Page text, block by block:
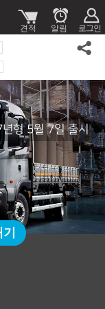
형 5월 7일 출시